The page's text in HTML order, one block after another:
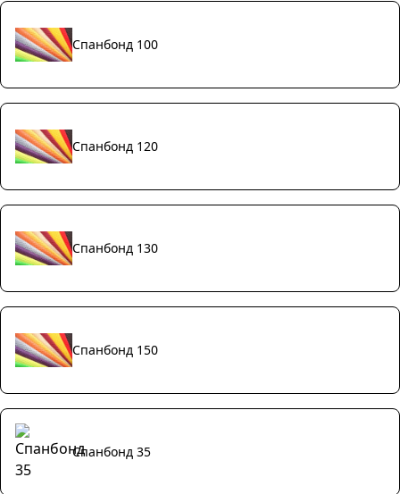
Спанбонд 100
Спанбонд 120
Спанбонд 130
Спанбонд 150
Спанбонд 35